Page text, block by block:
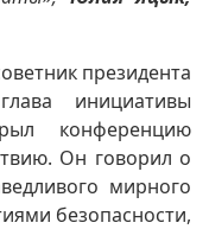
президента
инициативы
конференцию
Он говорил о
мирного
безопасности,